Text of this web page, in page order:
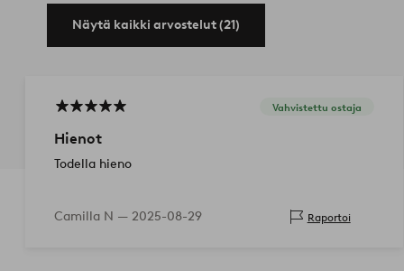
Näytä kaikki arvostelut (21)
Vahvistettu ostaja
Hienot
Todella hieno
Camilla N — 2025-08-29 Raportoi